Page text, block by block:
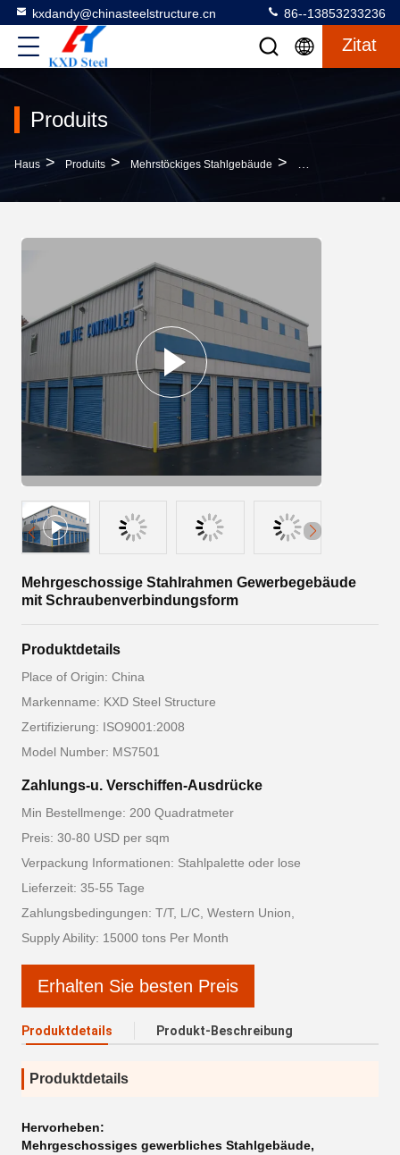
kxdandy@chinasteelstructure.cn 86--13853233236
Zitat
Produits
Haus > Produits > Mehrstöckiges Stahlgebäude > Mehrgeschossige
Mehrgeschossige Stahlrahmen Gewerbegebäude
mit Schraubenverbindungsform
Produktdetails
Place of Origin: China
Markenname: KXD Steel Structure
Zertifizierung: ISO9001:2008
Model Number: MS7501
Zahlungs-u. Verschiffen-Ausdrücke
Min Bestellmenge: 200 Quadratmeter
Preis: 30-80 USD per sqm
Verpackung Informationen: Stahlpalette oder lose
Lieferzeit: 35-55 Tage
Zahlungsbedingungen: T/T, L/C, Western Union,
Supply Ability: 15000 tons Per Month
Erhalten Sie besten Preis
Produktdetails Produkt-Beschreibung
Produktdetails
Hervorheben:
Mehrgeschossiges gewerbliches Stahlgebäude,